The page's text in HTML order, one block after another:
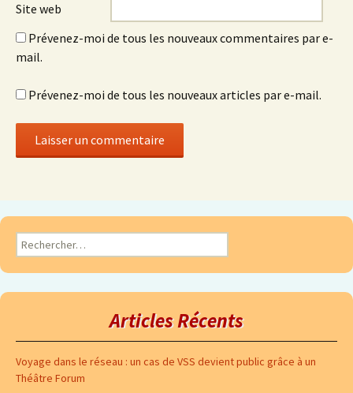
Site web
Prévenez-moi de tous les nouveaux commentaires par e-
mail.
Prévenez-moi de tous les nouveaux articles par e-mail.
Articles Récents
Voyage dans le réseau : un cas de VSS devient public grâce à un
Théâtre Forum